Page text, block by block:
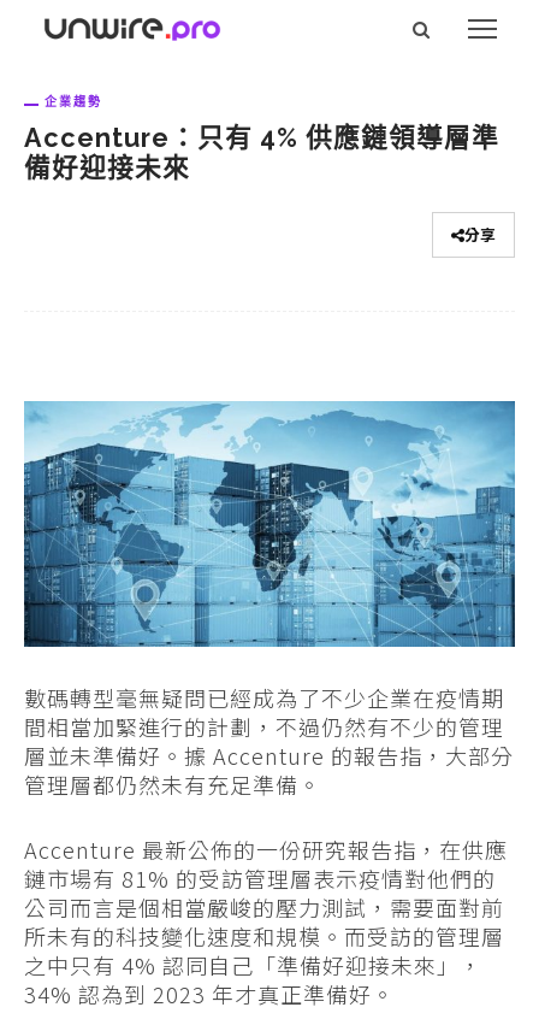
企業趨勢
Accenture：只有 4% 供應鏈領導層準
備好迎接未來
分享
數碼轉型毫無疑問已經成為了不少企業在疫情期
間相當加緊進行的計劃，不過仍然有不少的管理
層並未準備好。據 Accenture 的報告指，大部分
管理層都仍然未有充足準備。
Accenture 最新公佈的一份研究報告指，在供應
鏈市場有 81% 的受訪管理層表示疫情對他們的
公司而言是個相當嚴峻的壓力測試，需要面對前
所未有的科技變化速度和規模。而受訪的管理層
之中只有 4% 認同自己「準備好迎接未來」，
34% 認為到 2023 年才真正準備好。